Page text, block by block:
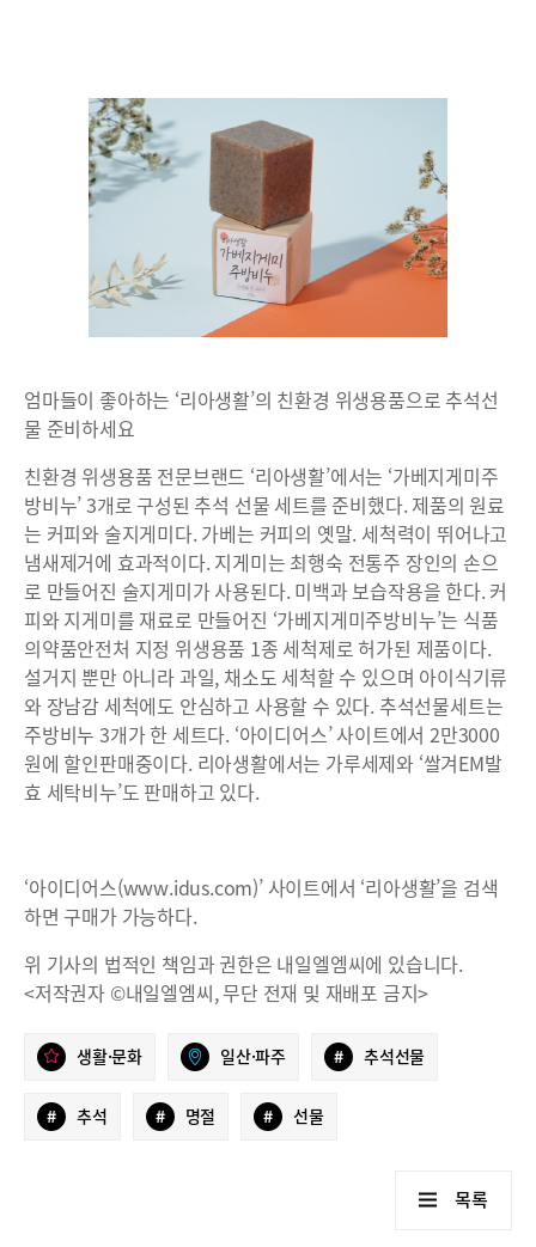
엄마들이 좋아하는 ‘리아생활’의 친환경 위생용품으로 추석선
물 준비하세요
친환경 위생용품 전문브랜드 ‘리아생활’에서는 ‘가베지게미주
방비누’ 3개로 구성된 추석 선물 세트를 준비했다. 제품의 원료
는 커피와 술지게미다. 가베는 커피의 옛말. 세척력이 뛰어나고
냄새제거에 효과적이다. 지게미는 최행숙 전통주 장인의 손으
로 만들어진 술지게미가 사용된다. 미백과 보습작용을 한다. 커
피와 지게미를 재료로 만들어진 ‘가베지게미주방비누’는 식품
의약품안전처 지정 위생용품 1종 세척제로 허가된 제품이다.
설거지 뿐만 아니라 과일, 채소도 세척할 수 있으며 아이식기류
와 장남감 세척에도 안심하고 사용할 수 있다. 추석선물세트는
주방비누 3개가 한 세트다. ‘아이디어스’ 사이트에서 2만3000
원에 할인판매중이다. 리아생활에서는 가루세제와 ‘쌀겨EM발
효 세탁비누’도 판매하고 있다.
‘아이디어스(www.idus.com)’ 사이트에서 ‘리아생활’을 검색
하면 구매가 가능하다.
위 기사의 법적인 책임과 권한은 내일엘엠씨에 있습니다.
<저작권자 ©내일엘엠씨, 무단 전재 및 재배포 금지>
생활·문화 일산·파주 # 추석선물
# 추석 # 명절 # 선물
목록